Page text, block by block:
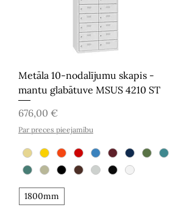
Metāla 10-nodalījumu skapis -
mantu glabātuve MSUS 4210 ST
Cena
676,00 €
Par preces pieejamību
1800mm